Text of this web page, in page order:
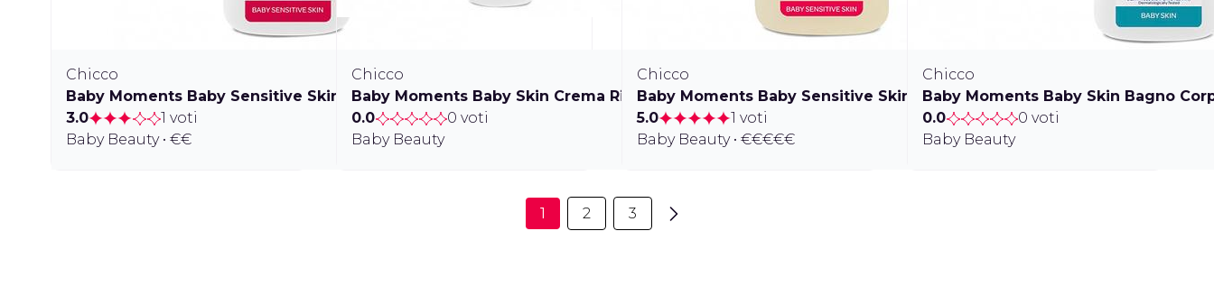
Chicco
Baby Moments Baby Sensitive Skin Latte Corpo Leggero
3.0
1 voti
Baby Beauty • €€
Chicco
Baby Moments Baby Skin Crema Ricca
0.0
0 voti
Baby Beauty
Chicco
Baby Moments Baby Sensitive Skin Olio Bagno
5.0
1 voti
Baby Beauty • €€€€€
Chicco
Baby Moments Baby Skin Bagno
0.0
0 voti
Baby Beauty
1 2 3